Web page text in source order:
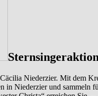
Niederzier. Mit dem
in Niederzier und